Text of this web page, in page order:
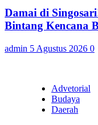
Damai di
Bintang Kencana
admin 5 Agustus 2026 0
Advetorial
Budaya
Daerah